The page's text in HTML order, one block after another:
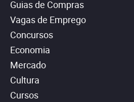
Guias de Compras
Vagas de Emprego
Concursos
Economia
Mercado
Cultura
Cursos